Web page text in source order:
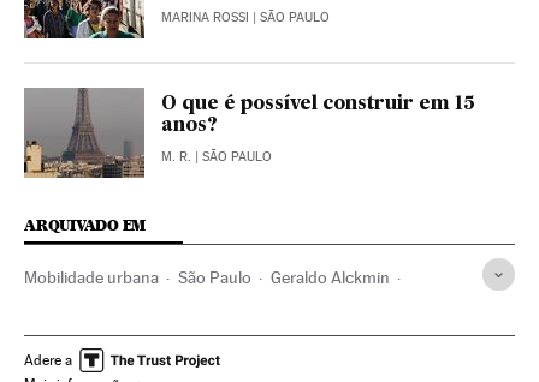
MARINA ROSSI | SÃO PAULO
O que é possível construir em 15
anos?
M. R. | SÃO PAULO
ARQUIVADO EM
Mobilidade urbana São Paulo Geraldo Alckmin
Estado São Paulo Desenvolvimento sustentável
Adere a